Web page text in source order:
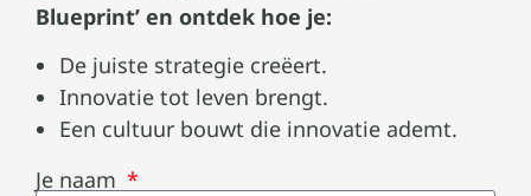
Blueprint’ en ontdek hoe je:
De juiste strategie creëert.
Innovatie tot leven brengt.
Een cultuur bouwt die innovatie ademt.
Je naam